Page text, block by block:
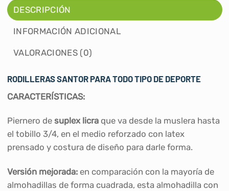
DESCRIPCIÓN
INFORMACIÓN ADICIONAL
VALORACIONES (0)
RODILLERAS SANTOR PARA TODO TIPO DE DEPORTE
CARACTERÍSTICAS:
Piernero de suplex licraque va desde la muslera hasta
el tobillo 3/4, en el medio reforzado con latex
prensado y costura de diseño para darle forma.
Versión mejorada:en comparación con la mayoría de
almohadillas de forma cuadrada, esta almohadilla con